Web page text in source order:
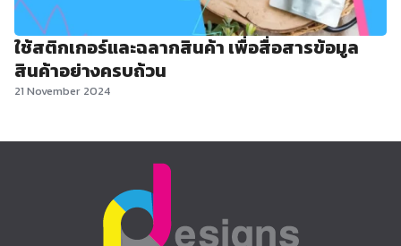
ใช้สติกเกอร์และฉลากสินค้า เพื่อสื่อสารข้อมูล
สินค้าอย่างครบถ้วน
21 November 2024